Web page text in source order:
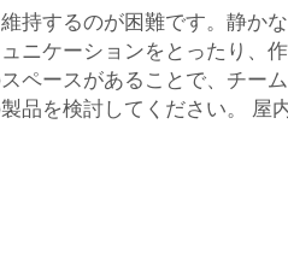
持するのが困難です。静か
ニケーションをとったり、
ペースがあることで、チー
品を検討してください。 屋